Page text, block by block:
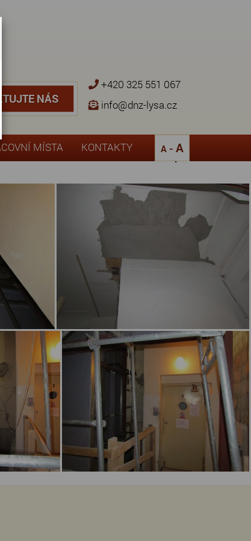
NÁS
NÁS
+420 325 551 067
info@dnz-lysa.cz
MÍSTA KONTAKTY
¨
A - A
Zpět